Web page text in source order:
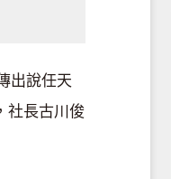
出說任天
社長古川俊